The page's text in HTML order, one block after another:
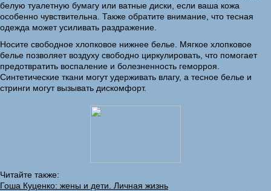
белую туалетную бумагу или ватные диски, если ваша кожа
особенно чувствительна. Также обратите внимание, что тесная
одежда может усиливать раздражение.
Носите свободное хлопковое нижнее белье. Мягкое хлопковое
белье позволяет воздуху свободно циркулировать, что помогает
предотвратить воспаление и болезненность геморроя.
Синтетические ткани могут удерживать влагу, а тесное белье и
стринги могут вызывать дискомфорт.
Читайте также:
Гоша Куценко: жены и дети. Личная жизнь